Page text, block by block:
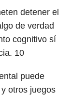
detener el
de verdad
cognitivo sí
10
puede
otros juegos